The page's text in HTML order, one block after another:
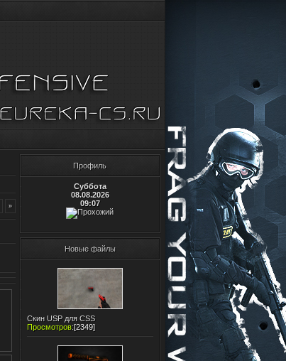
»
Профиль
Суббота
08.08.2026
09:07
Новые файлы
Скин USP для CSS
Просмотров:[2349]